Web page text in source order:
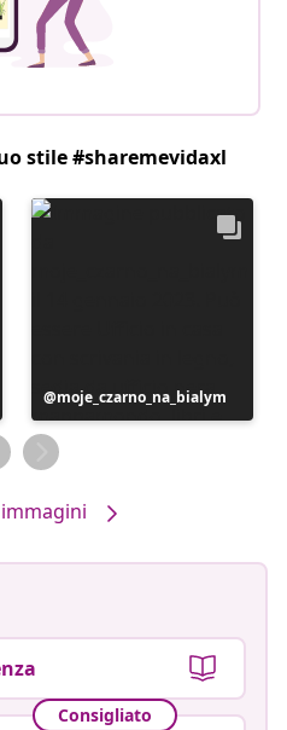
stile #sharemevidaxl
Post
pubblicato
da
moje_czarno_na_bialym
Consigliato